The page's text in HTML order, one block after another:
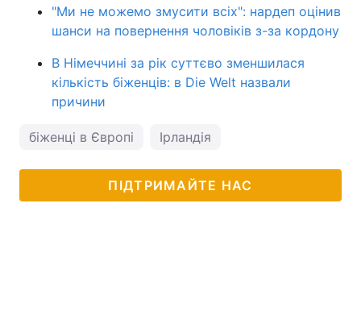
"Ми не можемо змусити всіх": нардеп оцінив
шанси на повернення чоловіків з-за кордону
В Німеччині за рік суттєво зменшилася
кількість біженців: в Die Welt назвали
причини
біженці в Європі Ірландія
ПІДТРИМАЙТЕ НАС